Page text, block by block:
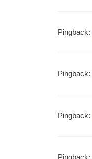
Pingback:
Pingback:
Pingback: